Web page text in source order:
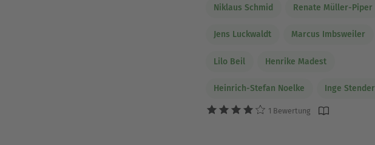
Niklaus Schmid Renate Müller-Piper
Jens Luckwaldt Marcus Imbsweiler
Lilo Beil Henrike Madest
Heinrich-Stefan Noelke Inge Stender
1 Bewertung